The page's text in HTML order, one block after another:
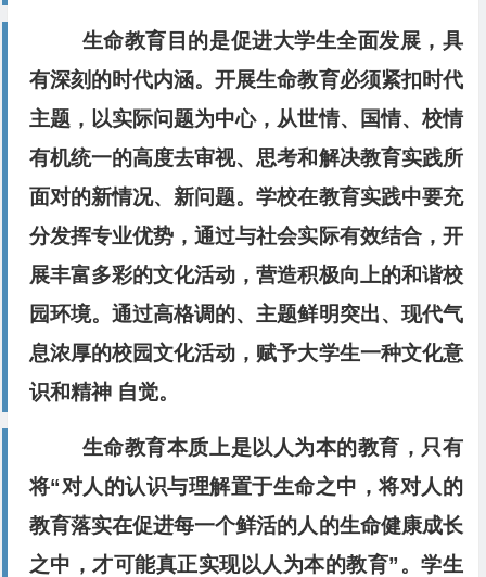
生命教育目的是促进大学生全面发展，具
有深刻的时代内涵。开展生命教育必须紧扣时代
主题，以实际问题为中心，从世情、国情、校情
有机统一的高度去审视、思考和解决教育实践所
面对的新情况、新问题。学校在教育实践中要充
分发挥专业优势，通过与社会实际有效结合，开
展丰富多彩的文化活动，营造积极向上的和谐校
园环境。通过高格调的、主题鲜明突出、现代气
息浓厚的校园文化活动，赋予大学生一种文化意
识和精神 自觉。
生命教育本质上是以人为本的教育，只有
将“对人的认识与理解置于生命之中，将对人的
教育落实在促进每一个鲜活的人的生命健康成长
之中，才可能真正实现以人为本的教育”。学生